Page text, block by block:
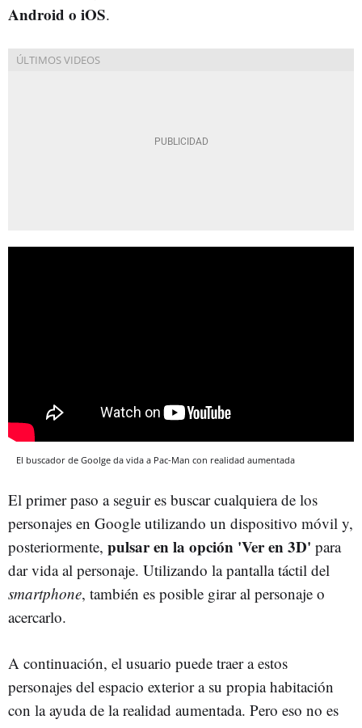
Android o iOS.
El buscador de Goolge da vida a Pac-Man con realidad aumentada
El primer paso a seguir es buscar cualquiera de los
personajes en Google utilizando un dispositivo móvil y,
posteriormente, pulsar en la opción 'Ver en 3D' para
dar vida al personaje. Utilizando la pantalla táctil del
smartphone, también es posible girar al personaje o
acercarlo.
A continuación, el usuario puede traer a estos
personajes del espacio exterior a su propia habitación
con la ayuda de la realidad aumentada. Pero eso no es